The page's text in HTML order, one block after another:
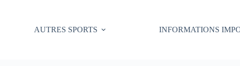
AUTRES SPORTS INFORMATIONS